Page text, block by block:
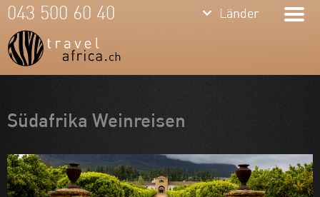
Über uns
Feedbacks
keyboard_arrow_down Länder
Simbabwe
Mosambik
keyboard_arrow_down Länder
043 500 60 40
Südafrika Weinreisen